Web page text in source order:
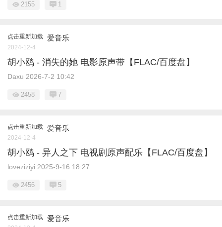
2155 1
点击重新加载 爱音乐
2024-12-4
胡小鸥 - 消失的她 电影原声带【FLAC/百度盘】
Daxu 2026-7-2 10:42
2458 7
点击重新加载 爱音乐
2024-12-4
胡小鸥 - 异人之下 电视剧原声配乐【FLAC/百度盘】
loveziziyi 2025-9-16 18:27
2456 5
点击重新加载 爱音乐